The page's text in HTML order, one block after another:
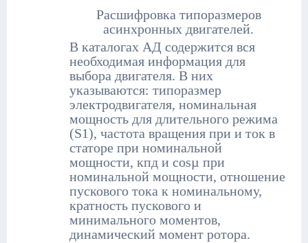
Расшифровка типоразмеров
асинхронных двигателей.
В каталогах АД содержится вся
необходимая информация для
выбора двигателя. В них
указываются: типоразмер
электродвигателя, номинальная
мощность для длительного режима
(S1), частота вращения при и ток в
статоре при номинальной
мощности, кпд и cosµ при
номинальной мощности, отношение
пускового тока к номинальному,
кратность пускового и
минимального моментов,
динамический момент ротора.